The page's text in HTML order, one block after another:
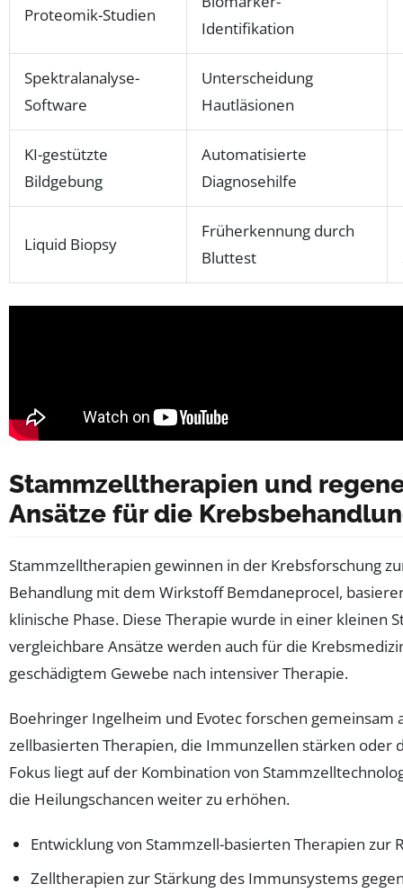
Proteomik-Studien
Identifikation
Spektralanalyse-
Software
Unterscheidung
Hautläsionen
KI-gestützte
Bildgebung
Automatisierte
Diagnosehilfe
Liquid Biopsy
Früherkennung durch
Bluttest
Stammzelltherapien und
Ansätze für die
Stammzelltherapien gewinnen in der Krebsforschung
Behandlung mit dem Wirkstoff Bemdaneprocel,
klinische Phase. Diese Therapie wurde in einer kleinen
vergleichbare Ansätze werden auch für die
geschädigtem Gewebe nach intensiver Therapie.
Boehringer Ingelheim und Evotec forschen
zellbasierten Therapien, die Immunzellen stärken
Fokus liegt auf der Kombination von
die Heilungschancen weiter zu erhöhen.
Entwicklung von Stammzell-basierten Therapien zur
Zelltherapien zur Stärkung des Immunsystems